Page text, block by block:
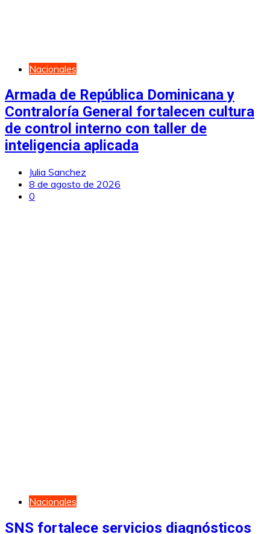
Nacionales
Armada de República Dominicana y
Contraloría General fortalecen cultura
de control interno con taller de
inteligencia aplicada
Julia Sanchez
8 de agosto de 2026
0
Nacionales
SNS fortalece servicios diagnósticos